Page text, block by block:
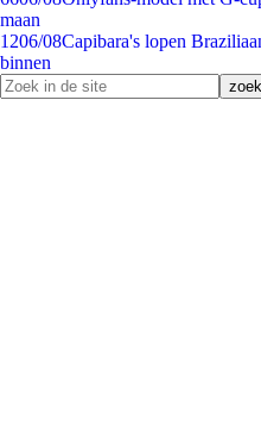
maan
1206/08Capibara's lopen
binnen